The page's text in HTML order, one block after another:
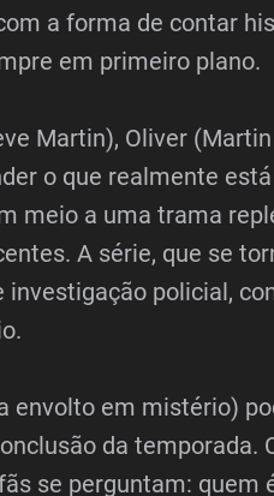
a forma de contar
em primeiro plano.
Martin), Oliver
o que realmente
meio a uma trama
A série, que se
investigação policial,
envolto em mistério)
da temporada.
se perguntam: quem